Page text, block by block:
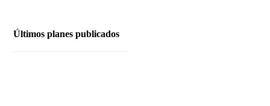
Últimos planes publicados